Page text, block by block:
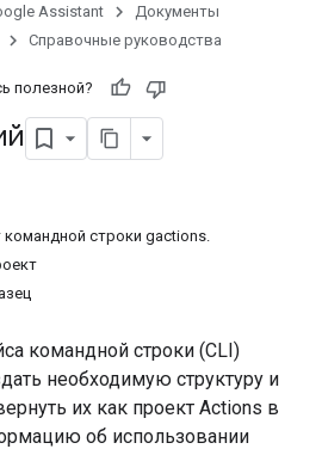
Assistant
Документы
Справочные руководства
полезной?
командной строки gactions.
командной строки (CLI)
необходимую структуру и
их как проект Actions в
об использовании